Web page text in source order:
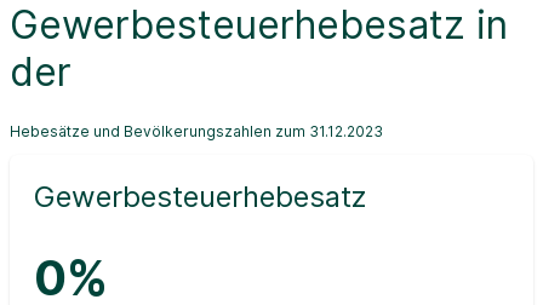
Gewerbesteuerhebesatz in
der
Hebesätze und Bevölkerungszahlen zum 31.12.2023
Gewerbesteuerhebesatz
0%